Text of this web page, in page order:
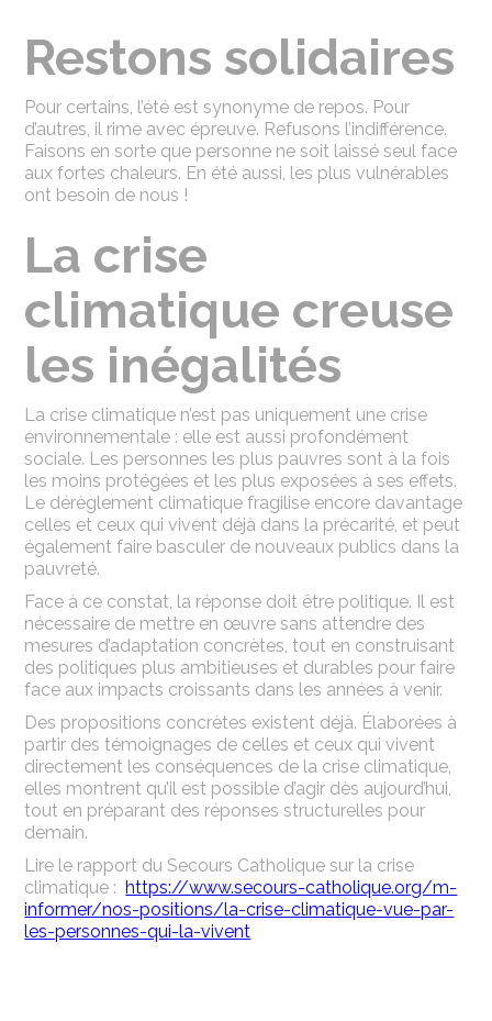
Restons solidaires
Pour certains, l’été est synonyme de repos. Pour
d’autres, il rime avec épreuve. Refusons l’indifférence.
Faisons en sorte que personne ne soit laissé seul face
aux fortes chaleurs. En été aussi, les plus vulnérables
ont besoin de nous !
La crise
climatique creuse
les inégalités
La crise climatique n’est pas uniquement une crise
environnementale : elle est aussi profondément
sociale. Les personnes les plus pauvres sont à la fois
les moins protégées et les plus exposées à ses effets.
Le dérèglement climatique fragilise encore davantage
celles et ceux qui vivent déjà dans la précarité, et peut
également faire basculer de nouveaux publics dans la
pauvreté.
Face à ce constat, la réponse doit être politique. Il est
nécessaire de mettre en œuvre sans attendre des
mesures d’adaptation concrètes, tout en construisant
des politiques plus ambitieuses et durables pour faire
face aux impacts croissants dans les années à venir.
Des propositions concrètes existent déjà. Élaborées à
partir des témoignages de celles et ceux qui vivent
directement les conséquences de la crise climatique,
elles montrent qu’il est possible d’agir dès aujourd’hui,
tout en préparant des réponses structurelles pour
demain.
Lire le rapport du Secours Catholique sur la crise
climatique :https://www.secours-catholique.org/m-
informer/nos-positions/la-crise-climatique-vue-par-
les-personnes-qui-la-vivent